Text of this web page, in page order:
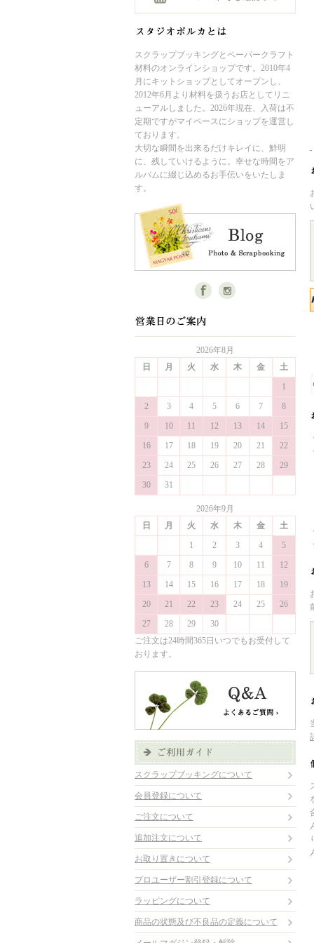
スクラップブッキングとペーパークラフト
材料のオンラインショップです。2010年4
月にキットショップとしてオープンし、
2012年6月より材料を扱うお店としてリニ
ューアルしました。2026年現在、入荷は不
定期ですがマイペースにショップを運営し
ております。
大切な瞬間を出来るだけキレイに、鮮明
に、残していけるように。幸せな時間をア
ルバムに綴じ込めるお手伝いをいたしま
す。
2026年8月
日
月 火 水 木 金
土
1
2
3 4 5 6 7
8
9
10 11 12 13 14
15
16
17 18 19 20 21
22
23
24 25 26 27 28
29
30
31
2026年9月
日
月 火 水 木 金
土
1
2 3 4
5
6
7 8 9 10 11
12
13
14 15 16 17 18
19
20
21 22 23 24 25
26
27
28 29
30
ご注文は24時間365日いつでもお受付して
おります。
スクラップブッキングについて
会員登録について
ご注文について
追加注文について
お取り置きについて
プロユーザー割引登録について
ラッピングについて
商品の状態及び不良品の定義について